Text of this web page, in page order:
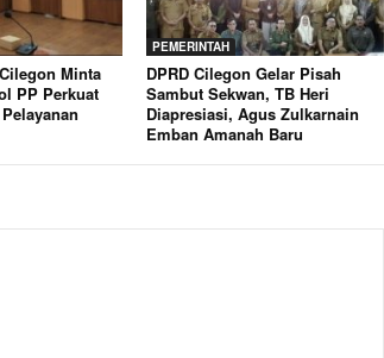
Minta
PP Perkuat
PEMERINTAH
DPRD Cilegon Gelar Pisah
Sambut Sekwan, TB Heri
Diapresiasi, Agus Zulkarnain
Emban Amanah Baru